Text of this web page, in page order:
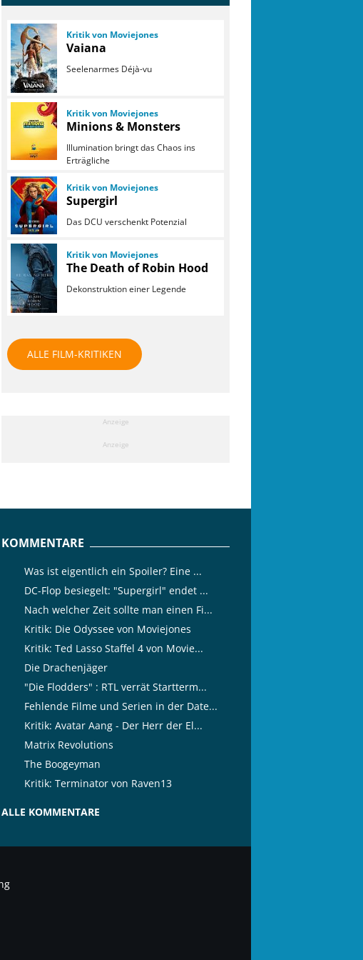
Kritik von Moviejones
Vaiana
Seelenarmes Déjà-vu
Kritik von Moviejones
Minions & Monsters
Illumination bringt das Chaos ins
Erträgliche
Kritik von Moviejones
Supergirl
Das DCU verschenkt Potenzial
Kritik von Moviejones
The Death of Robin Hood
Dekonstruktion einer Legende
ALLE FILM-KRITIKEN
Anzeige
Anzeige
KOMMENTARE
Was ist eigentlich ein Spoiler? Eine ...
DC-Flop besiegelt: "Supergirl" endet ...
Nach welcher Zeit sollte man einen Fi...
Kritik: Die Odyssee von Moviejones
Kritik: Ted Lasso Staffel 4 von Movie...
Die Drachenjäger
"Die Flodders" : RTL verrät Startterm...
Fehlende Filme und Serien in der Date...
Kritik: Avatar Aang - Der Herr der El...
Matrix Revolutions
The Boogeyman
Kritik: Terminator von Raven13
ALLE KOMMENTARE